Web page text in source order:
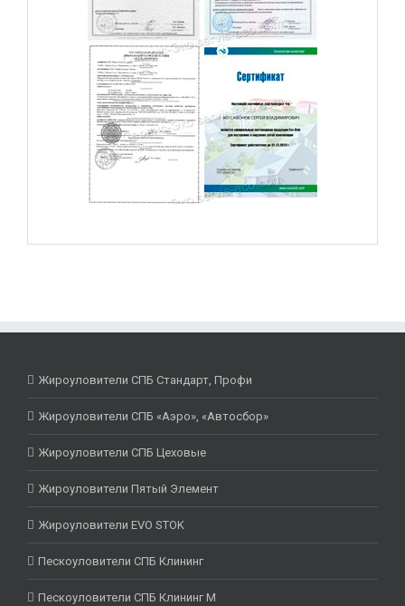
Жироуловители СПБ Стандарт, Профи
Жироуловители СПБ «Аэро», «Автосбор»
Жироуловители СПБ Цеховые
Жироуловители Пятый Элемент
Жироуловители EVO STOK
Пескоуловители СПБ Клининг
Пескоуловители СПБ Клининг М